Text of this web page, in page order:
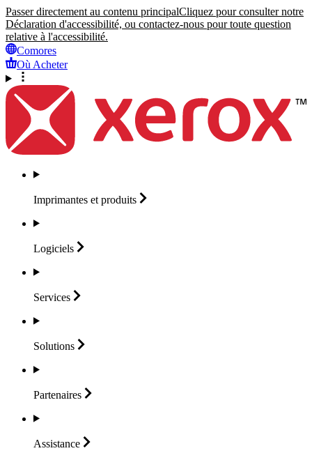
Passer directement au contenu principalCliquez pour consulter notre
Déclaration d'accessibilité, ou contactez-nous pour toute question
relative à l'accessibilité.
Comores
Où Acheter
Imprimantes et produits
Logiciels
Services
Solutions
Partenaires
Assistance